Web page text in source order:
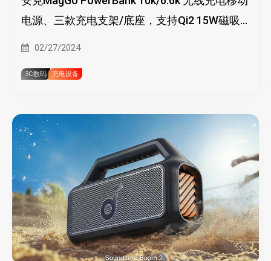
电源、三款充电支架/底座，支持Qi2 15W磁吸
02/27/2024
3C数码 充电设备